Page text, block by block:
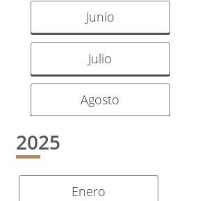
Junio
Julio
Agosto
2025
Enero